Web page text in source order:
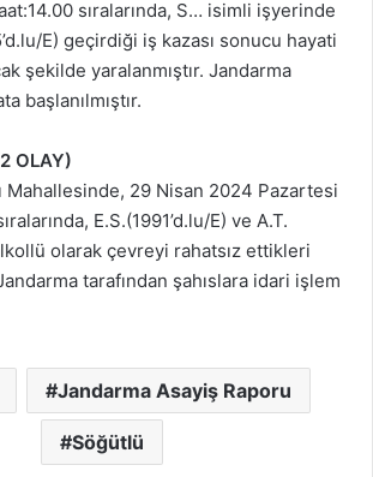
sıralarında, S… isimli işyerinde
E) geçirdiği iş kazası sonucu hayati
şekilde yaralanmıştır. Jandarma
başlanılmıştır.
OLAY)
Mahallesinde, 29 Nisan 2024 Pazartesi
E.S.(1991’d.lu/E) ve A.T.
olarak çevreyi rahatsız ettikleri
tarafından şahıslara idari işlem
Jandarma Asayiş Raporu
Söğütlü